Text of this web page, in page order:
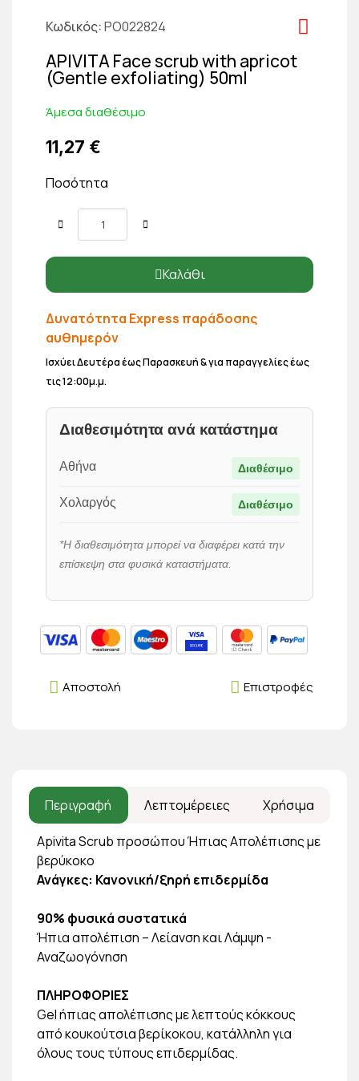
Κωδικός PO022824
APIVITA Face scrub with apricot
(Gentle exfoliating) 50ml
Άμεσα διαθέσιμο
11,27 €
Ποσότητα
Καλάθι
Δυνατότητα Express παράδοσης
αυθημερόν
Ισχύει Δευτέρα έως Παρασκευή & για παραγγελίες έως
τις 12:00μ.μ.
Διαθεσιμότητα ανά κατάστημα
Αθήνα Διαθέσιμο
Χολαργός Διαθέσιμο
*Η διαθεσιμότητα μπορεί να διαφέρει κατά την
επίσκεψη στα φυσικά καταστήματα.
Επιστροφές
Αποστολή
Περιγραφή Λεπτομέρειες Χρήσιμα
Apivita Scrub προσώπου Ήπιας Απολέπισης με
βερύκοκο
Ανάγκες: Κανονική/ξηρή επιδερμίδα
90% φυσικά συστατικά
Ήπια απολέπιση – Λείανση και Λάμψη -
Αναζωογόνηση
ΠΛΗΡΟΦΟΡΙΕΣ
Gel ήπιας απολέπισης με λεπτούς κόκκους
από κουκούτσια βερίκοκου, κατάλληλη για
όλους τους τύπους επιδερμίδας.